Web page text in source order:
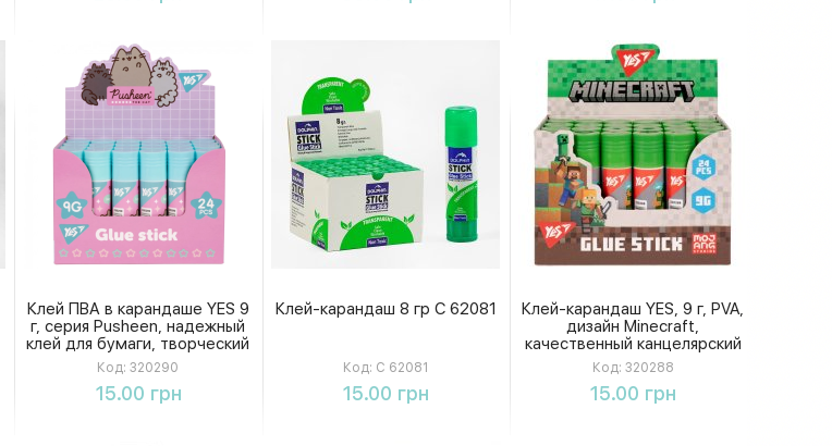
Клей ПВА в карандаше YES 9
г, серия Pusheen, надежный
клей для бумаги, творческий
аксессуар
Код: 320290
15.00 грн
Купить
Клей-карандаш 8 гр С 62081
Код: С 62081
15.00 грн
Купить
Клей-карандаш YES, 9 г, PVA,
дизайн Minecraft,
качественный канцелярский
клей для бумаги и картона
Код: 320288
15.00 грн
Купить